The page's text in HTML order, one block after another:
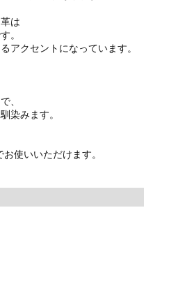
は
。
アクセントになっています。
、
染みます。
使いいただけます。